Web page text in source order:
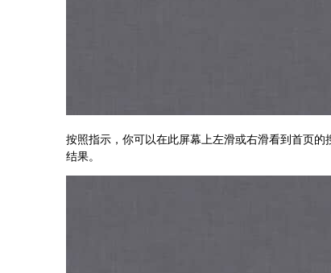
按照指示，你可以在此屏幕上左滑或右滑看到首页
结果。